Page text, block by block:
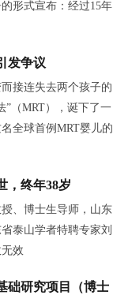
形式宣布：经过15年
发争议
接连失去两个孩子的
”（MRT），诞下了一
全球首例MRT婴儿的
，终年38岁
、博士生导师，山东
泰山学者特聘专家刘
效
础研究项目（博士